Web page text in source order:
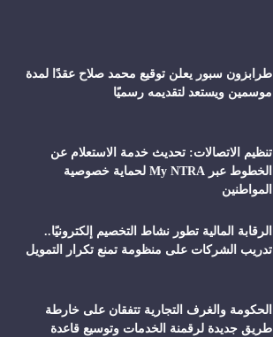
طرابزون سبور يعلن توقيع محمد صلاح عقدًا لمدة
موسمين ويستعد لتقديمه رسميًا
تنظيم الاتصالات: تحديث خدمة الاستعلام عن
الخطوط عبر My NTRA لحماية خصوصية
المواطنين
الرقابة المالية تطور نشاط التخصيم إلكترونيًا..
تدريب الشركات على منظومة تمنع تكرار التمويل
الحكومة والغرف التجارية تتفقان على خارطة
طريق جديدة لرقمنة الخدمات وتوسيع قاعدة